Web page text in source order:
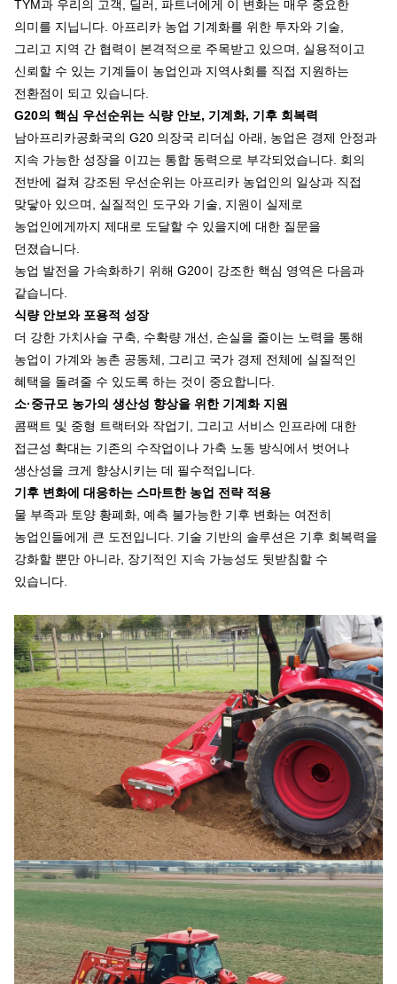
TYM과 우리의 고객, 딜러, 파트너에게 이 변화는 매우 중요한
의미를 지닙니다. 아프리카 농업 기계화를 위한 투자와 기술,
그리고 지역 간 협력이 본격적으로 주목받고 있으며, 실용적이고
신뢰할 수 있는 기계들이 농업인과 지역사회를 직접 지원하는
전환점이 되고 있습니다.
G20의 핵심 우선순위는 식량 안보, 기계화, 기후 회복력
남아프리카공화국의 G20 의장국 리더십 아래, 농업은 경제 안정과
지속 가능한 성장을 이끄는 통합 동력으로 부각되었습니다. 회의
전반에 걸쳐 강조된 우선순위는 아프리카 농업인의 일상과 직접
맞닿아 있으며, 실질적인 도구와 기술, 지원이 실제로
농업인에게까지 제대로 도달할 수 있을지에 대한 질문을
던졌습니다.
농업 발전을 가속화하기 위해 G20이 강조한 핵심 영역은 다음과
같습니다.
식량 안보와 포용적 성장
더 강한 가치사슬 구축, 수확량 개선, 손실을 줄이는 노력을 통해
농업이 가계와 농촌 공동체, 그리고 국가 경제 전체에 실질적인
혜택을 돌려줄 수 있도록 하는 것이 중요합니다.
소·중규모 농가의 생산성 향상을 위한 기계화 지원
콤팩트 및 중형 트랙터와 작업기, 그리고 서비스 인프라에 대한
접근성 확대는 기존의 수작업이나 가축 노동 방식에서 벗어나
생산성을 크게 향상시키는 데 필수적입니다.
기후 변화에 대응하는 스마트한 농업 전략 적용
물 부족과 토양 황폐화, 예측 불가능한 기후 변화는 여전히
농업인들에게 큰 도전입니다. 기술 기반의 솔루션은 기후 회복력을
강화할 뿐만 아니라, 장기적인 지속 가능성도 뒷받침할 수
있습니다.